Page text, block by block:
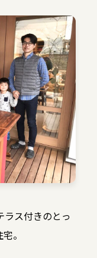
ラス付きのとっ
。